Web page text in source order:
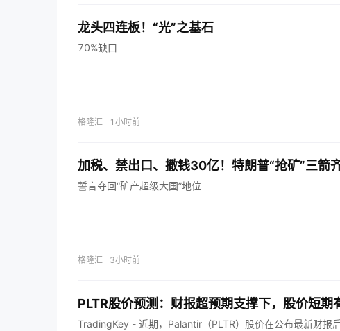
走阔，制约通胀传导的核心矛盾在于上下游议价失衡，居
收紧。 货币政策方面，目前整体正处于 “数量型”向“价格型”
空转等多元目标，市场流动性预计维持合理充裕。流动性投
龙头四连板！“光”之基石
70%缺口
格隆汇 1小时前
加税、禁出口、撒钱30亿！特朗普“抢矿”三箭
誓言夺回“矿产超级大国”地位
格隆汇 3小时前
PLTR股价预测：财报超预期支撑下，股价短
TradingKey - 近期，Palantir（PLTR）股价在公布最新财报